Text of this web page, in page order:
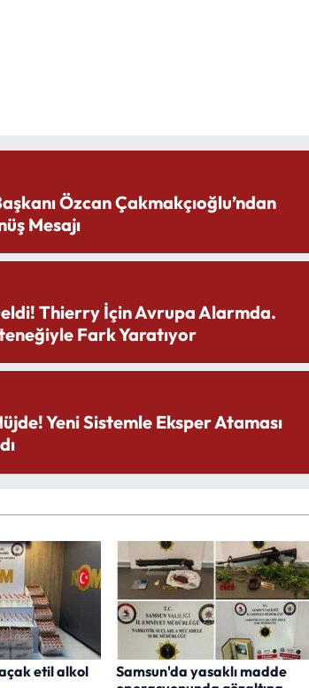
Özcan Çakmakçıoğlu’ndan
Mesajı
Thierry İçin Avrupa Alarmda.
Fark Yaratıyor
Yeni Sistemle Eksper Ataması
etil alkol
Samsun'da yasaklı madde